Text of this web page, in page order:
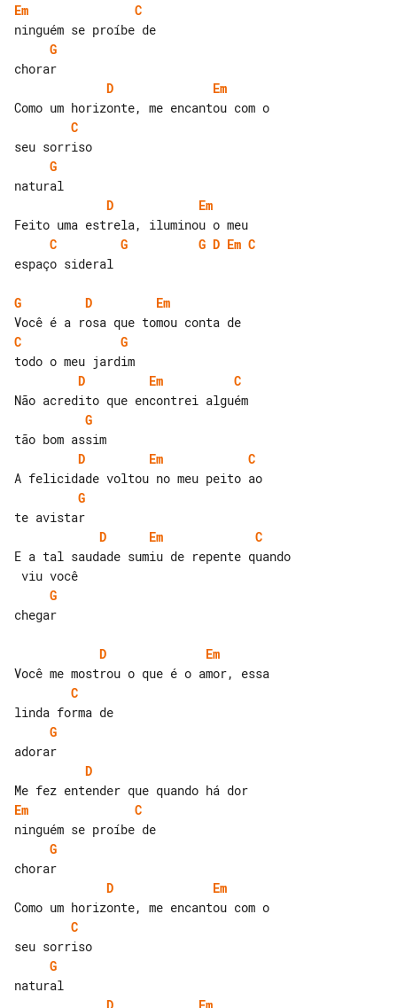
Em
C
G
D
Em
C
G
D
Em
C
G G D Em C
espaço sideral
G D
Em
C
G
D
Em
C
G
D
Em
C
G
D
Em
C
E a tal saudade sumiu de repente quando
G
chegar
D
Em
C
G
D
Em
C
G
D
Em
C
G